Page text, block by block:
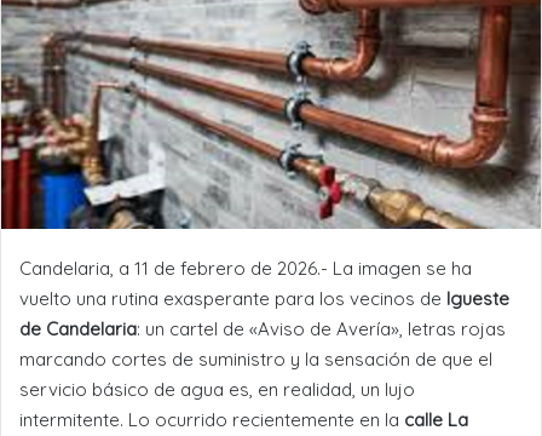
Candelaria, a 11 de febrero de 2026.- La imagen se ha
vuelto una rutina exasperante para los vecinos de Igueste
de Candelaria: un cartel de «Aviso de Avería», letras rojas
marcando cortes de suministro y la sensación de que el
servicio básico de agua es, en realidad, un lujo
intermitente. Lo ocurrido recientemente en la calle La